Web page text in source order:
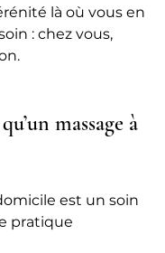
là où vous en
: chez vous,
massage à
est un soin
pratique